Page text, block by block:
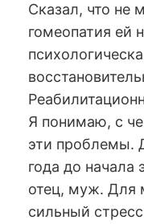
Сказал, что не
гомеопатия ей
Я понимаю, с
эти проблемы.
года до начала
отец, муж. Для
сильный